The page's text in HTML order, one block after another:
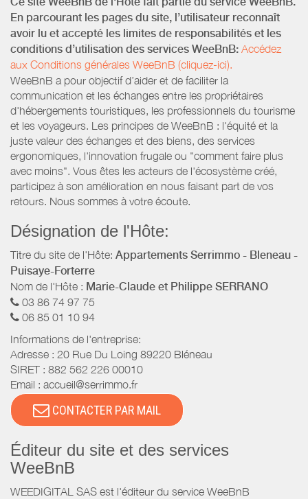
En parcourant les pages du site, l’utilisateur reconnaît
avoir lu et accepté les limites de responsabilités et les
conditions d’utilisation des services WeeBnB: Accédez
aux Conditions générales WeeBnB (cliquez-ici).
WeeBnB a pour objectif d’aider et de faciliter la
communication et les échanges entre les propriétaires
d'hébergements touristiques, les professionnels du tourisme
et les voyageurs. Les principes de WeeBnB : l'équité et la
juste valeur des échanges et des biens, des services
ergonomiques, l'innovation frugale ou "comment faire plus
avec moins". Vous êtes les acteurs de l'écosystème créé,
participez à son amélioration en nous faisant part de vos
retours. Nous sommes à votre écoute.
Désignation de l'Hôte:
Titre du site de l'Hôte: Appartements Serrimmo - Bleneau -
Puisaye-Forterre
Nom de l'Hôte : Marie-Claude et Philippe SERRANO
03 86 74 97 75
06 85 01 10 94
Informations de l'entreprise:
Adresse : 20 Rue Du Loing 89220 Bléneau
SIRET : 882 562 226 00010
Email : accueil@serrimmo.fr
CONTACTER PAR MAIL
Éditeur du site et des services
WeeBnB
WEEDIGITAL SAS est l'éditeur du service WeeBnB